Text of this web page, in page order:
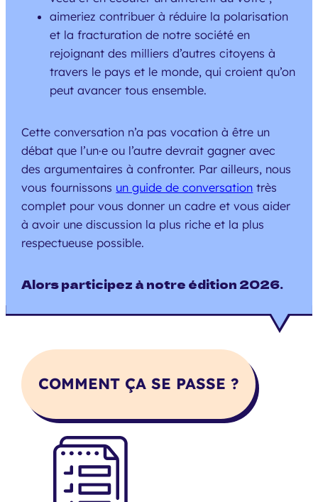
aimeriez contribuer à réduire la polarisation
et la fracturation de notre société en
rejoignant des milliers d’autres citoyens à
travers le pays et le monde, qui croient qu’on
peut avancer tous ensemble.
Cette conversation n’a pas vocation à être un
débat que l’un·e ou l’autre devrait gagner avec
des argumentaires à confronter. Par ailleurs, nous
vous fournissons un guide de conversation très
complet pour vous donner un cadre et vous aider
à avoir une discussion la plus riche et la plus
respectueuse possible.
Alors participez à notre édition 2026.
COMMENT ÇA SE PASSE ?